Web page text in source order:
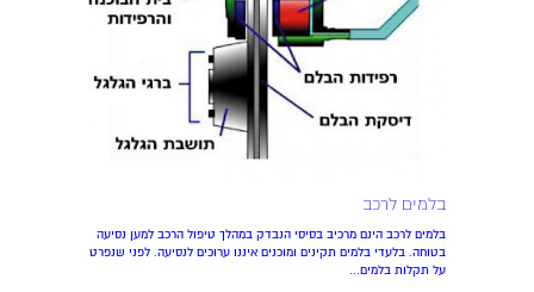
בלמים לרכב
בלמים לרכב הינם מרכיב בסיסי הנבדק במהלך טיפול הרכב למען נסיעה
בטוחה. בלעדי בלמים תקינים ומוכנים איננו ערוכים לנסיעה. לפני שנפרט
על תקלות בלמים...